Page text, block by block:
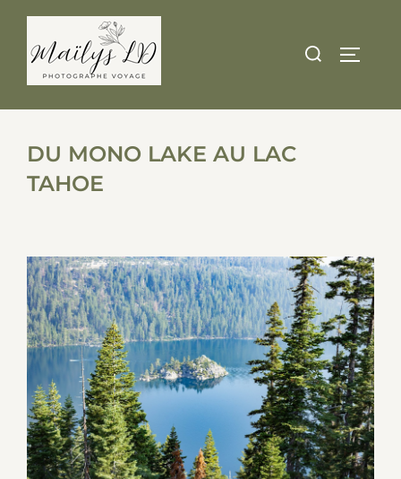
content
Search
DU MONO LAKE AU LAC
TAHOE